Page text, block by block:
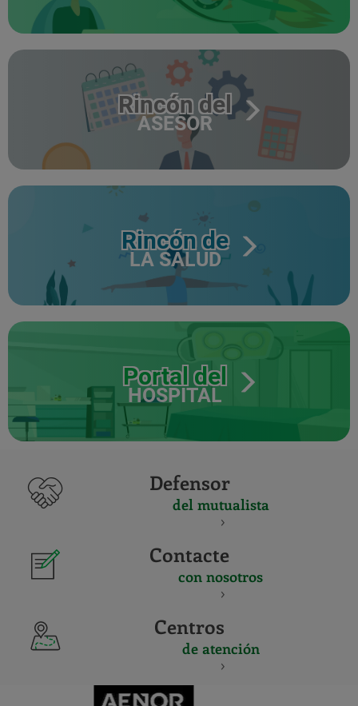
Rincón del
ASESOR
Rincón de
LA SALUD
Portal del
HOSPITAL
Defensor
del mutualista
Contacte
con nosotros
Centros
de atención